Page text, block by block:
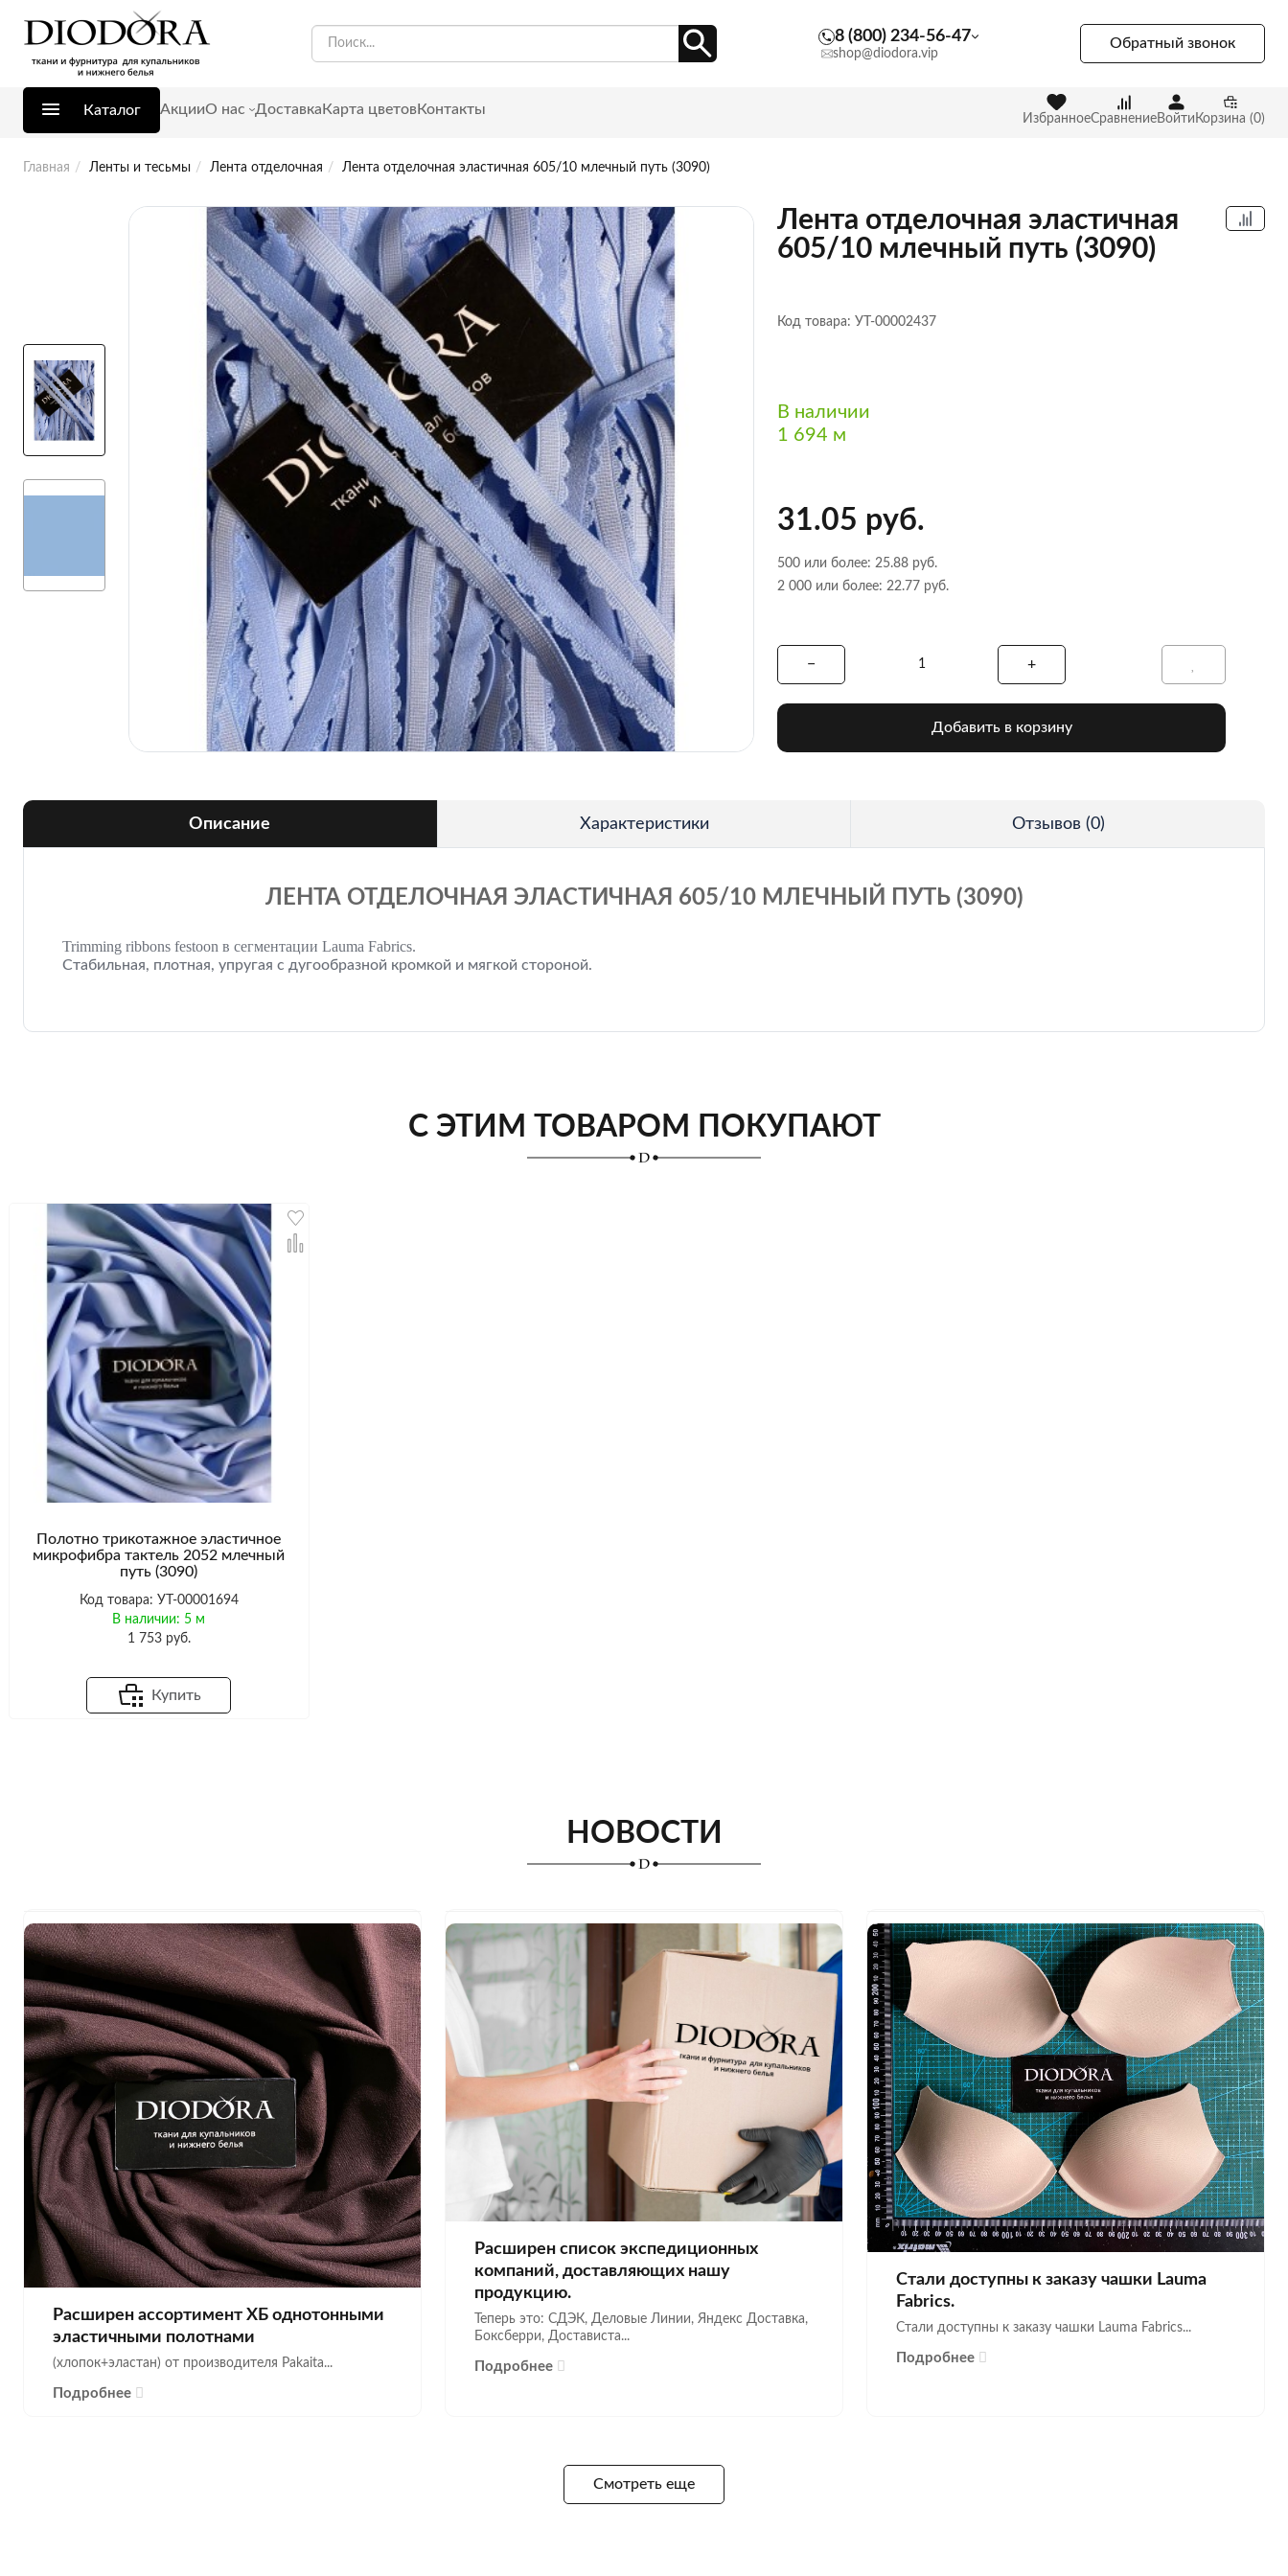
8 (800) 234-56-47
shop@diodora.vip
Обратный звонок
Каталог АкцииО нас Доставка Карта цветовКонтакты
ИзбранноеСравнениеВойти Корзина (0)
Главная Ленты и тесьмы Лента отделочная Лента отделочная эластичная 605/10 млечный путь (3090)
Лента отделочная эластичная
605/10 млечный путь (3090)
Код товара: УТ-00002437
В наличии
1 694 м
31.05 руб.
500 или более: 25.88 руб.
2 000 или более: 22.77 руб.
Добавить в корзину
Описание Характеристики Отзывов (0)
ЛЕНТА ОТДЕЛОЧНАЯ ЭЛАСТИЧНАЯ 605/10 МЛЕЧНЫЙ ПУТЬ (3090)
Trimming ribbons festoon в сегментации Lauma Fabrics.
Стабильная, плотная, упругая с дугообразной кромкой и мягкой стороной.
С ЭТИМ ТОВАРОМ ПОКУПАЮТ
Полотно трикотажное эластичное
микрофибра тактель 2052 млечный
путь (3090)
Код товара: УТ-00001694
В наличии: 5 м
1 753 руб.
Купить
НОВОСТИ
Расширен ассортимент ХБ однотонными
эластичными полотнами
(хлопок+эластан) от производителя Pakaita...
Подробнее
Расширен список экспедиционных
компаний, доставляющих нашу
продукцию.
Теперь это: СДЭК, Деловые Линии, Яндекс Доставка,
Боксберри, Достависта...
Подробнее
Стали доступны к заказу чашки Lauma
Fabrics.
Стали доступны к заказу чашки Lauma Fabrics...
Подробнее
Смотреть еще